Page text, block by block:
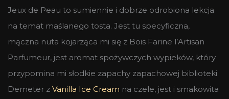
Jeux de Peau to sumiennie i dobrze odrobiona lekcja
na temat maślanego tosta. Jest tu specyficzna,
mączna nuta kojarząca mi się z Bois Farine l’Artisan
Parfumeur, jest aromat spożywczych wypieków, który
przypomina mi słodkie zapachy zapachowej biblioteki
Demeter z Vanilla Ice Cream na czele, jest i smakowita